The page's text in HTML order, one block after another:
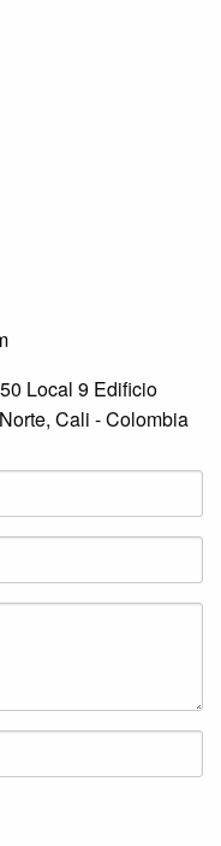
Local 9 Edificio
Cali - Colombia